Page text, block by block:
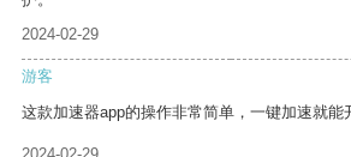
2024-02-29
游客
这款加速器app的操作非常简单，一键加速就能